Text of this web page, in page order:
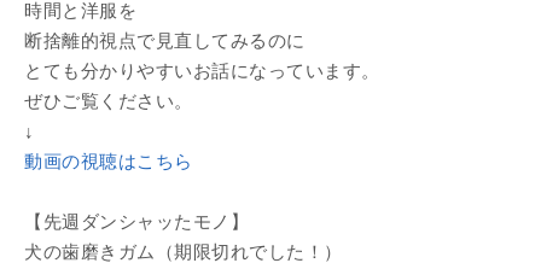
時間と洋服を
断捨離的視点で見直してみるのに
とても分かりやすいお話になっています。
ぜひご覧ください。
↓
動画の視聴はこちら
【先週ダンシャッたモノ】
犬の歯磨きガム（期限切れでした！）